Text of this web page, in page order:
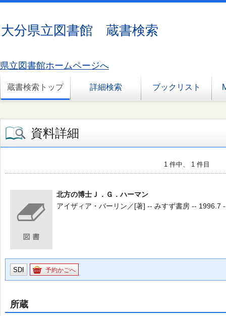
大分県立図書館 蔵書検索
県立図書館ホームページへ
蔵書検索トップ 詳細検索 ブックリスト
資料詳細
1 件中、 1 件目
北方の博士Ｊ．Ｇ．ハーマン
アイザィア・バーリン／[著] -- みすず書房 -- 1996.7
SDI 予約かごへ
所蔵